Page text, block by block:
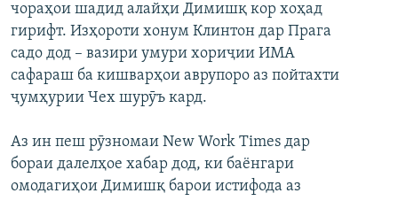
чораҳои шадид алайҳи Димишқ кор хоҳад
гирифт. Изҳороти хонум Клинтон дар Прага
садо дод – вазири умури хориҷии ИМА
сафараш ба кишварҳои аврупоро аз пойтахти
ҷумҳурии Чех шурӯъ кард.
Аз ин пеш рӯзномаи New Work Times дар
бораи далелҳое хабар дод, ки баёнгари
омодагиҳои Димишқ барои истифода аз